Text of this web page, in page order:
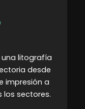
una litografía
desde
impresión a
los sectores.